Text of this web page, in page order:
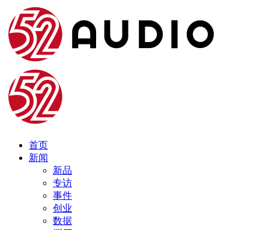
首页
新闻
新品
专访
事件
创业
数据